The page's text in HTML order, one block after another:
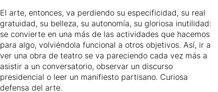
El arte, entonces, va perdiendo su especificidad, su real
gratuidad, su belleza, su autonomía, su gloriosa inutilidad:
se convierte en una más de las actividades que hacemos
para algo, volviéndola funcional a otros objetivos. Así, ir a
ver una obra de teatro se va pareciendo cada vez más a
asistir a un conversatorio, observar un discurso
presidencial o leer un manifiesto partisano. Curiosa
defensa del arte.